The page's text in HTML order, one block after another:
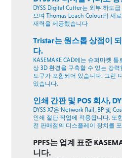
DYSS Digital Cutter는 외부 하도
으며 Thomas Leach Colour의 새
재력을 제공했습니다
Tristar는 원스톱 상점이
다.
KASEMAKE CAD에는 슈퍼마켓
상 3D 환경을 구축할 수 있는 강
도구가 포함되어 있습니다. 그런
있습니다.
인쇄 간판 및 POS 회사,
DYSS X7은 Network Rail, BP 및
인쇄 절단 작업에 적용됩니다. 또
전 판매점의 디스플레이 장치를
PPFS는 업계 표준
니다.